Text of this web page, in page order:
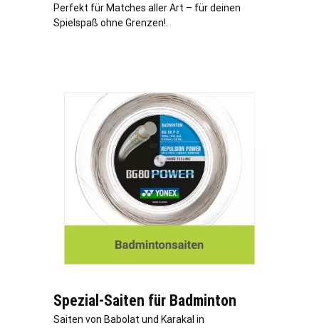
Perfekt für Matches aller Art – für deinen
Spielspaß ohne Grenzen!.
Spezial-Saiten für Badminton
Saiten von Babolat und Karakal in